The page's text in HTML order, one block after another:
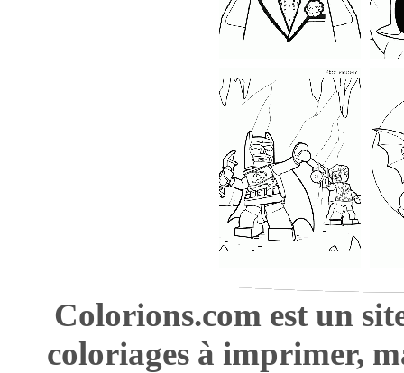
Colorions.com est un
coloriages à imprimer,